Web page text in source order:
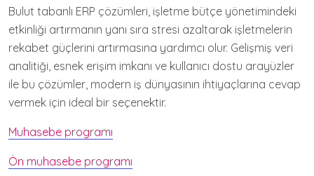
Bulut tabanlı ERP çözümleri, işletme bütçe yönetimindeki
etkinliği artırmanın yanı sıra stresi azaltarak işletmelerin
rekabet güçlerini artırmasına yardımcı olur. Gelişmiş veri
analitiği, esnek erişim imkanı ve kullanıcı dostu arayüzler
ile bu çözümler, modern iş dünyasının ihtiyaçlarına cevap
vermek için ideal bir seçenektir.
Muhasebe programı
Ön muhasebe programı